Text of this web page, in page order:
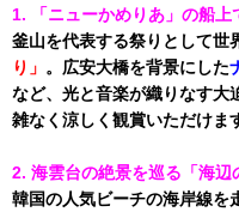
1. 「ニューかめりあ」の船上
釜山を代表する祭りとして世
り」 。広安大橋を背景にした
など、光と音楽が織りなす大
雑なく涼しく観賞いただけま
2. 海雲台の絶景を巡る「海辺
韓国の人気ビーチの海岸線を